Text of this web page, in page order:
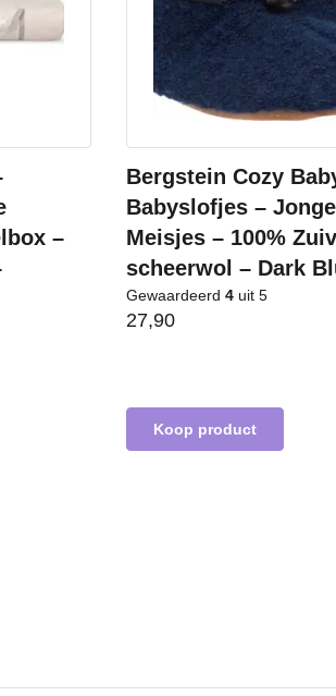
–
Bergstein Cozy
Babyslofjes –
Meisjes – 100%
scheerwol – Dark
Gewaardeerd 4 uit 5
27,90
Koop product